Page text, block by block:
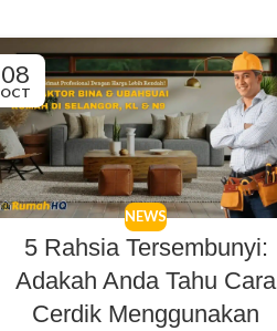
08
OCT
NEWS
5 Rahsia Tersembunyi:
Adakah Anda Tahu Cara
Cerdik Menggunakan